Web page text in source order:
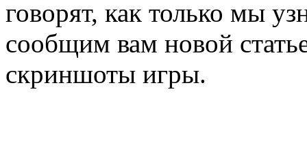
говорят, как только мы
сообщим вам новой
скриншоты игры.